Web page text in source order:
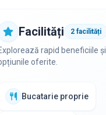
Facilități 2 facilități
rapid beneficiile și
oferite.
Bucatarie proprie